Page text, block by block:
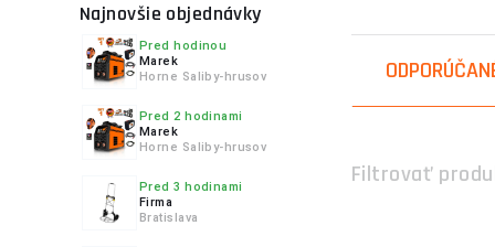
Najnovšie objednávky
Pred hodinou
Marek
Horne Saliby-hrusov
Pred 2 hodinami
Marek
Horne Saliby-hrusov
Pred 3 hodinami
Firma
Bratislava
Filtrovať